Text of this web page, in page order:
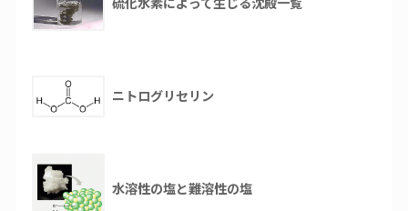
ニトログリセリン
水溶性の塩と難溶性の塩